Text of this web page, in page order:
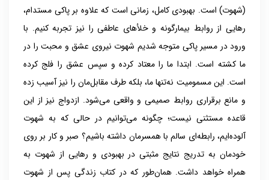
(شهوت) است. بهبودی کامل، زمانی است که علاوه بر پاکی مستدام،
رهایی از روابط بیمارگونه و خلأهای عاطفی را نیز تجربه کنیم. با
ورود در مسیر پاکی متوجه شدیم شهوت نیروی عشق و محبت را در
ما کشته است. ابتدا ما را معتاد کرده و سپس عشق را فلج کرده
است. این مسمومیت نه‌تنها ما، بلکه طرف مقابل‌مان را نیز آسیب زده
و مانع برقراری روابط صمیمی و واقعی می‌شود. ازدواج نیز از این
قاعده مستثنی نیست؛ چگونه می‌توانیم در حالی که به شهوت
آلوده‌ایم، رابطه‌ای سالم با همسرمان داشته باشیم؟ صبر و کار بر روی
خودمان به تدریج نتایج مثبتی در بهبودی و رهایی از شهوت به
همراه خواهد داشت. همان‌طور که در کتاب زندگی پس از شهوت